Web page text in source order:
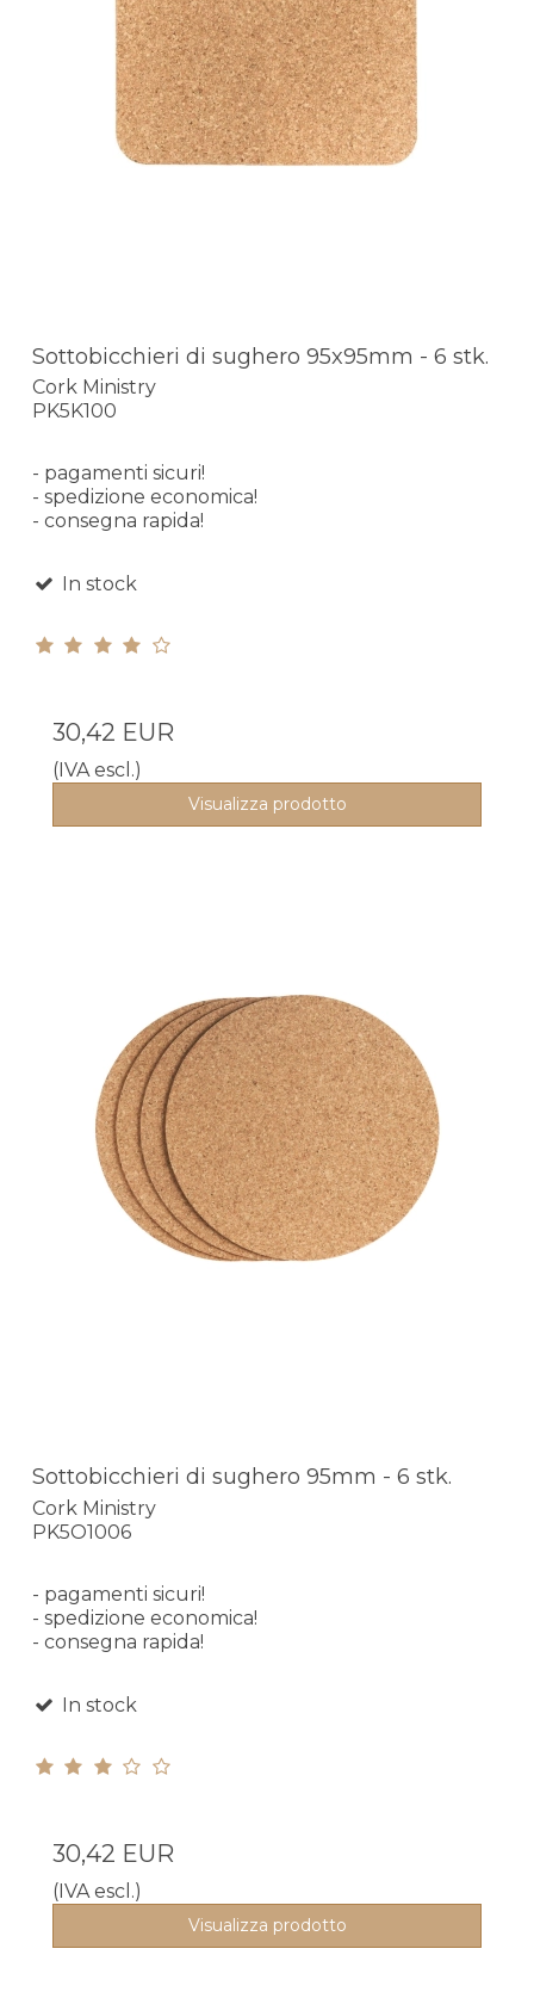
Sottobicchieri di sughero 95x95mm - 6 stk.
Cork Ministry
PK5K100
- pagamenti sicuri!
- spedizione economica!
- consegna rapida!
In stock
30,42 EUR
(IVA escl.)
Visualizza prodotto
Sottobicchieri di sughero 95mm - 6 stk.
Cork Ministry
PK5O1006
- pagamenti sicuri!
- spedizione economica!
- consegna rapida!
In stock
30,42 EUR
(IVA escl.)
Visualizza prodotto